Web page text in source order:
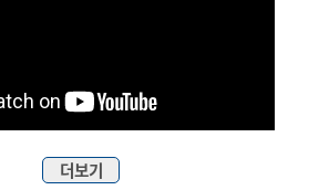
더보기